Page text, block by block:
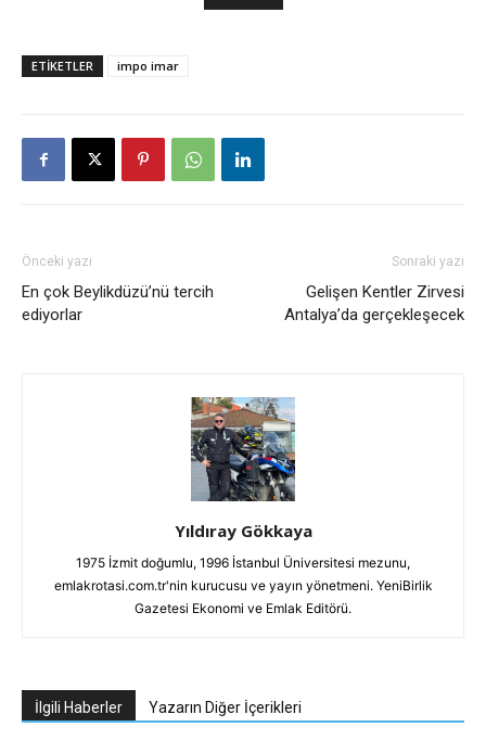
ETİKETLER impo imar
Önceki yazı
En çok Beylikdüzü’nü tercih
ediyorlar
Sonraki yazı
Gelişen Kentler Zirvesi
Antalya’da gerçekleşecek
Yıldıray Gökkaya
1975 İzmit doğumlu, 1996 İstanbul Üniversitesi mezunu,
emlakrotasi.com.tr'nin kurucusu ve yayın yönetmeni. YeniBirlik
Gazetesi Ekonomi ve Emlak Editörü.
İlgili Haberler Yazarın Diğer İçerikleri